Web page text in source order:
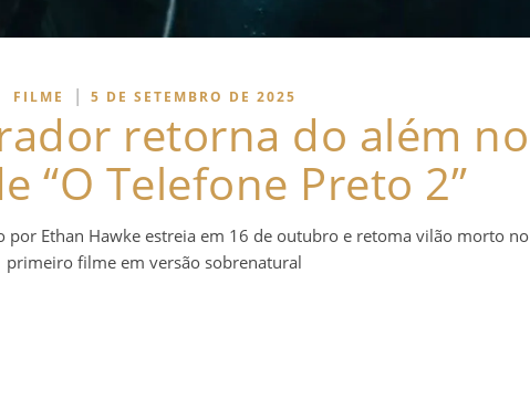
FILME | 5 DE SETEMBRO DE 2025
retorna do além no
“O Telefone Preto 2”
por Ethan Hawke estreia em 16 de outubro e retoma vilão morto no
primeiro filme em versão sobrenatural